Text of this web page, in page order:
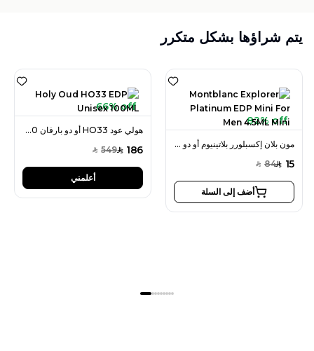
يتم شراؤها بشكل متكرر
66% off
هولي عود HO33 أو دو بارفان 100 مل للجنسين
SAR 186
SAR 549
أعلمني
82% off
مون بلان إكسبلورر بلاتينيوم أو دو بارفان ميني 4.5 مل للرجال
SAR 15
SAR 84
أضف إلى السلة